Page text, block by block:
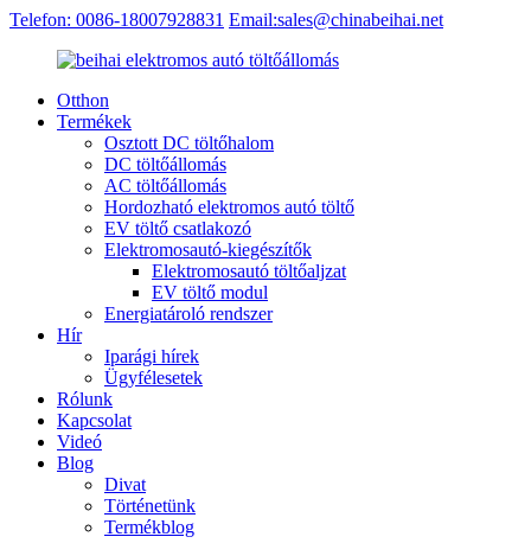
Telefon: 0086-18007928831 Email:sales@chinabeihai.net
Otthon
Termékek
Osztott DC töltőhalom
DC töltőállomás
AC töltőállomás
Hordozható elektromos autó töltő
EV töltő csatlakozó
Elektromosautó-kiegészítők
Elektromosautó töltőaljzat
EV töltő modul
Energiatároló rendszer
Hír
Iparági hírek
Ügyfélesetek
Rólunk
Kapcsolat
Videó
Blog
Divat
Történetünk
Termékblog